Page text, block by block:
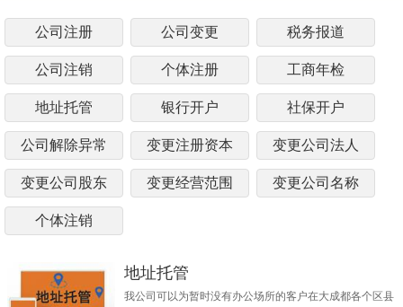
公司注册 公司变更 税务报道
公司注销 个体注册 工商年检
地址托管 银行开户 社保开户
公司解除异常 变更注册资本 变更公司法人
变更公司股东 变更经营范围 变更公司名称
个体注销
地址托管
我公司可以为暂时没有办公场所的客户在大成都各个区县